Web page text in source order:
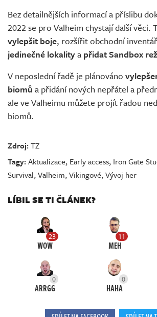
Bez detailnějších informací a příslibu
2022 se pro Valheim chystají další věci.
vylepšit boje, rozšířit obchodní
jedinečné lokalitya přidat Sandbox
V neposlední řadě je plánováno
biomů a přidání nových nepřátel a
ale ve Valheimu můžete projít řadou
biomů.
Zdroj:TZ
Tagy:Aktualizace, Early access, Iron Gate
Survival,Valheim,Vikingové,Vývoj her
LÍBIL SE TI ČLÁNEK?
23
WOW
11
MEH
0
ARRGG
0
HAHA